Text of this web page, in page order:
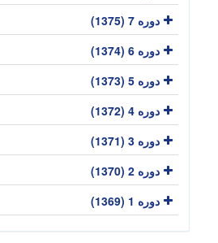
دوره 7 (1375)
دوره 6 (1374)
دوره 5 (1373)
دوره 4 (1372)
دوره 3 (1371)
دوره 2 (1370)
دوره 1 (1369)